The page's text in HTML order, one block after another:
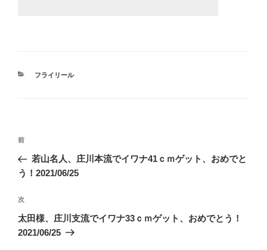
カ
フライリール
投
ナ
ゲ
ー
シ
前
の
投
前
若山名人、庄川本流でイワナ41ｃｍゲット、おめでと
う！2021/06/25
次
の
投
次
太田様、庄川支流でイワナ33ｃｍゲット、おめでとう！
2021/06/25